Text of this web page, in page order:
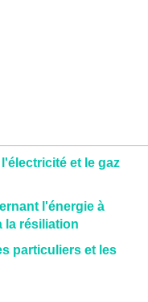
et le gaz
l'énergie à
la résiliation
particuliers et les